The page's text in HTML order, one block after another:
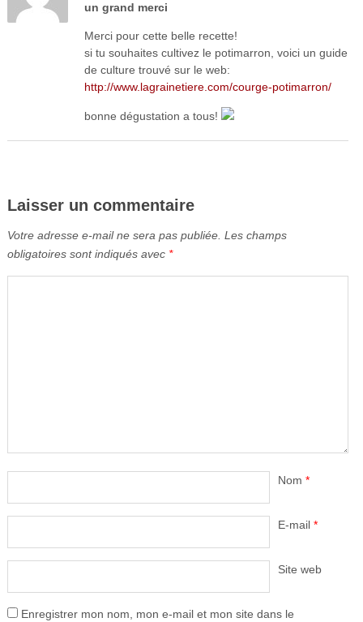
un grand merci
Merci pour cette belle recette!
si tu souhaites cultivez le potimarron, voici un guide
de culture trouvé sur le web:
http://www.lagrainetiere.com/courge-potimarron/
bonne dégustation a tous!
Laisser un commentaire
Votre adresse e-mail ne sera pas publiée. Les champs
obligatoires sont indiqués avec *
Nom *
E-mail *
Site web
Enregistrer mon nom, mon e-mail et mon site dans le